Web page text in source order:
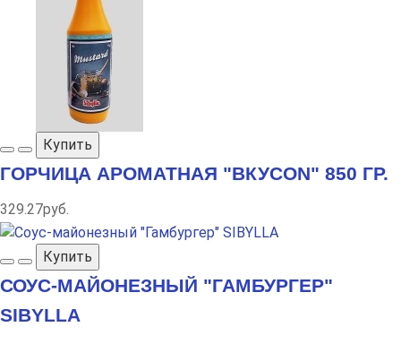
Купить
ГОРЧИЦА АРОМАТНАЯ "ВКУСON" 850 ГР.
329.27руб.
Купить
СОУС-МАЙОНЕЗНЫЙ "ГАМБУРГЕР"
SIBYLLA